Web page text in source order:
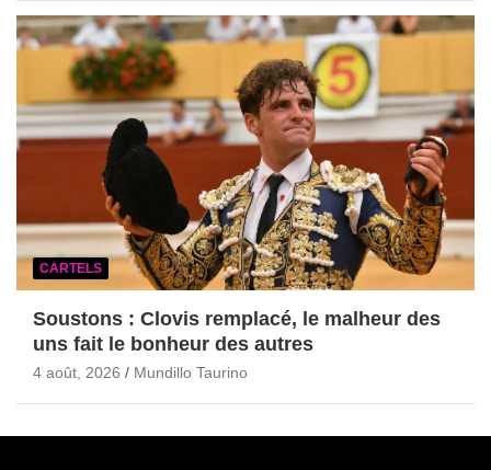
CARTELS
Soustons : Clovis remplacé, le malheur des
uns fait le bonheur des autres
4 août, 2026 Mundillo Taurino